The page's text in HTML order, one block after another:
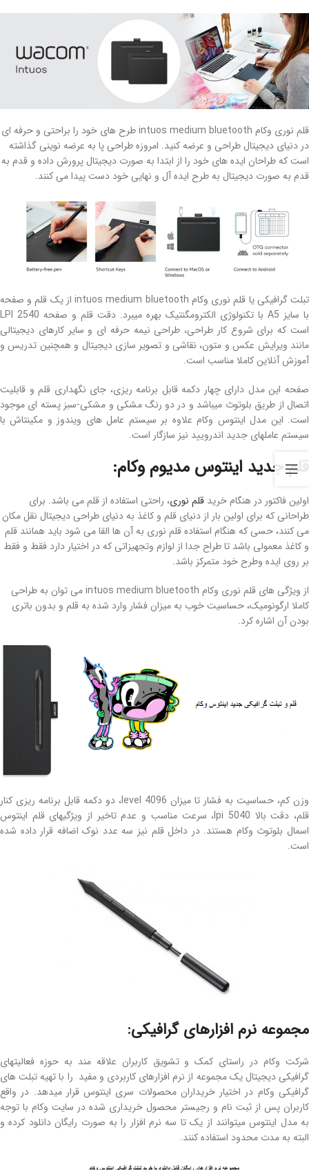
قلم نوری وکام intuos medium bluetooth طرح های خود را براحتی و حرفه ای
در دنیای دیجیتال طراحی و عرضه کنید. امروزه طراحی پا به عرضه نوینی گذاشته
است که طراحان ایده های خود را از ابتدا به صورت دیجیتال پرورش داده و قدم به
قدم به صورت دیجیتال به طرح ایده آل و نهایی خود دست پیدا می کنند.
تبلت گرافیکی یا قلم نوری وکام intuos medium bluetooth از یک قلم و صفحه
با سایز A5 با تکنولوژی الکترومگنتیک بهره میبرد. دقت قلم و صفحه 2540 LPI
است که برای شروع کار طراحی، طراحی نیمه حرفه ای و سایر کارهای دیجیتالی
مانند ویرایش عکس و متون، نقاشی و تصویر سازی دیجیتال و همچنین تدریس و
آموزش آنلاین کاملا مناسب است.
صفحه این مدل دارای چهار دکمه قابل برنامه ریزی، جای نگهداری قلم و قابلیت
اتصال از طریق بلوتوث میباشد و در دو رنگ مشکی و مشکی-سبز پسته ای موجود
است. این مدل اینتوس وکام علاوه بر سیستم عامل های ویندوز و مکینتاش با
سیستم عاملهای جدید اندرویید نیز سازگار است.
قلم جدید اینتوس مدیوم وکام:
اولین فاکتور در هنگام خرید قلم نوری، راحتی استفاده از قلم می باشد. برای
طراحانی که برای اولین بار از دنیای قلم و کاغذ به دنیای طراحی دیجیتال نقل مکان
می کنند، حسی که هنگام استفاده قلم نوری به آن ها القا می شود باید همانند قلم
و کاغذ معمولی باشد تا طراح جدا از لوازم وتجهیزاتی که در اختیار دارد فقط و فقط
بر روی ایده وطرح خود متمرکز باشد.
از ویژگی های قلم نوری وکام intuos medium bluetooth
می توان به طراحی
کاملا ارگونومیک، حساسیت خوب به میزان فشار وارد شده به قلم و بدون باتری
بودن آن اشاره کرد.
وزن کم، حساسیت به فشار تا میزان 4096 level، دو دکمه قابل برنامه ریزی کنار
قلم، دقت بالا 5040 lpi، سرعت مناسب و عدم تاخیر از ویژگیهای قلم اینتوس
اسمال بلوتوث وکام هستند. در داخل قلم نیز سه عدد نوک اضافه قرار داده شده
است.
مجموعه نرم افزارهای گرافیکی:
شرکت وکام در راستای کمک و تشویق کاربران علاقه مند به حوزه فعالیتهای
گرافیکی دیجیتال یک مجموعه از نرم افزارهای کاربردی و مفید را با تهیه تبلت های
گرافیکی وکام در اختیار خریداران محصولات سری اینتوس قرار میدهد. در واقع
کاربران پس از ثبت نام و رجیستر محصول خریداری شده در سایت وکام با توجه
به مدل اینتوس میتوانند از یک تا سه نرم افزار را به صورت رایگان دانلود کرده و
البته به مدت محدود استفاده کنند.